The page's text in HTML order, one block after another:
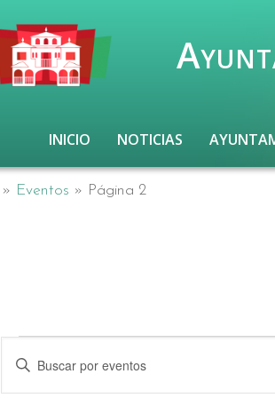
INICIO NOTICIAS
» Eventos » Página 2
Eventos
Navegación
Introduce